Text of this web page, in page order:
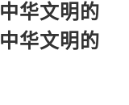
华文明的
华文明的